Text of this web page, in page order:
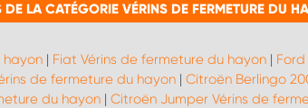
LA CATÉGORIE VÉRINS DE FERMETURE DU
hayon | Fiat Vérins de fermeture du hayon |
de fermeture du hayon| Citroën Berlingo
du hayon| Citroën Jumper Vérins de